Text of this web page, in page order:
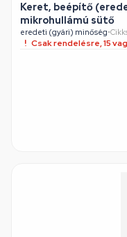
Keret, beépítő
mikrohullámú sütő
eredeti (gyári) minőség•
Csak rendelésre, 15